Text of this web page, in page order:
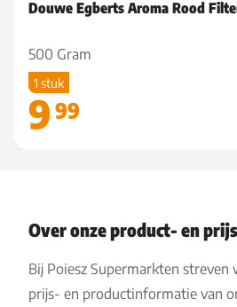
Douwe Egberts Aroma Rood
500 Gram
1 stuk
9 99
Over onze product- en
Bij Poiesz Supermarkten streven
prijs- en productinformatie van